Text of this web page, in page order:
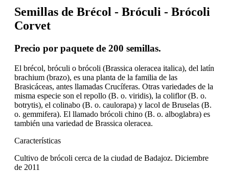
Semillas de Brécol - Bróculi - Brócoli
Corvet
Precio por paquete de 200 semillas.
El brécol, bróculi o brócoli (Brassica oleracea italica), del latín
brachium (brazo), es una planta de la familia de las
Brasicáceas, antes llamadas Crucíferas. Otras variedades de la
misma especie son el repollo (B. o. viridis), la coliflor (B. o.
botrytis), el colinabo (B. o. caulorapa) y lacol de Bruselas (B.
o. gemmifera). El llamado brócoli chino (B. o. alboglabra) es
también una variedad de Brassica oleracea.
Características
Cultivo de brócoli cerca de la ciudad de Badajoz. Diciembre
de 2011